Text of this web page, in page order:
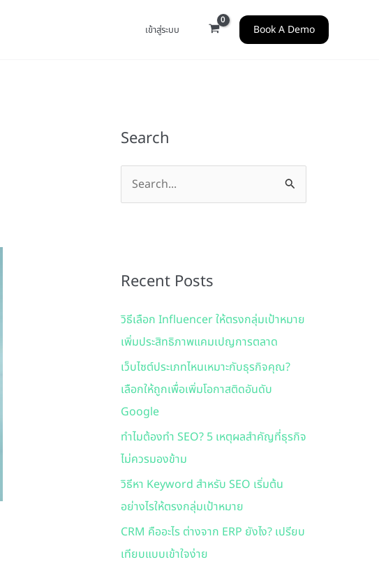
เข้าสู่ระบบ Book A Demo
Search
e
c
f
o
r
:
Recent Posts
วิธีเลือก Influencer ให้ตรงกลุ่มเป้าหมาย
เพิ่มประสิทธิภาพแคมเปญการตลาด
เว็บไซต์ประเภทไหนเหมาะกับธุรกิจคุณ?
เลือกให้ถูกเพื่อเพิ่มโอกาสติดอันดับ
Google
ทำไมต้องทำ SEO? 5 เหตุผลสำคัญที่ธุรกิจ
ไม่ควรมองข้าม
วิธีหา Keyword สำหรับ SEO เริ่มต้น
อย่างไรให้ตรงกลุ่มเป้าหมาย
CRM คืออะไร ต่างจาก ERP ยังไง? เปรียบ
เทียบแบบเข้าใจง่าย